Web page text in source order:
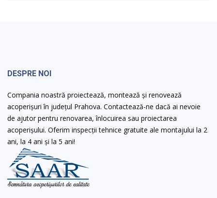
DESPRE NOI
Compania noastră proiectează, montează și renovează
acoperișuri în județul Prahova. Contactează-ne dacă ai nevoie
de ajutor pentru renovarea, înlocuirea sau proiectarea
acoperișului. Oferim inspecții tehnice gratuite ale montajului la 2
ani, la 4 ani și la 5 ani!